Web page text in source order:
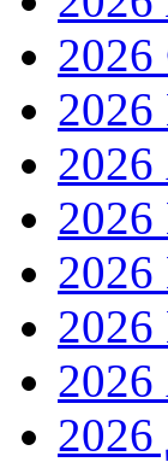
2026
2026
2026
2026